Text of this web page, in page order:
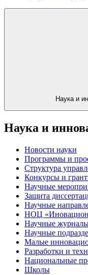
Наука и
Наука и
Новости науки
Программы и
Структура
Конкурсы и
Научные
Защита
Научные
НОЦ
Научные журналы
Научные
Малые
Разработки и
Национальные
Школы